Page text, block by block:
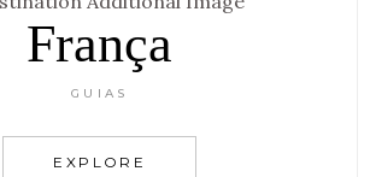
França
GUIAS
EXPLORE